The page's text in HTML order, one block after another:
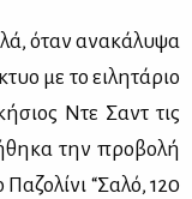
όταν ανα­κά­λυ­ψα
με το ει­λη­τά­ριο
Ντε Σαντ τις
την προ­βο­λή
“Σα­λό, 120